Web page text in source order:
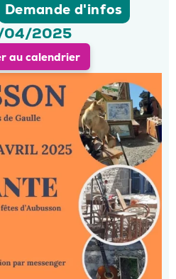
Demande d'infos
2025
au calendrier